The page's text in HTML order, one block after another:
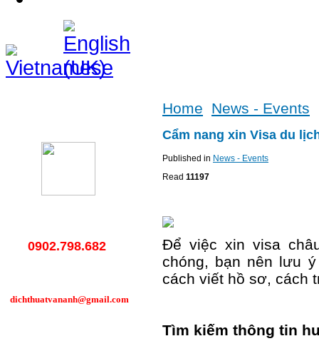
0902.798.682
dichthuatvananh@gmail.com
Home News - Events
Cẩm nang xin Visa du
Published in News - Events
Read 11197
Để việc xin visa
chóng, bạn nên lưu
cách viết hồ sơ, cách
Tìm kiếm thông tin